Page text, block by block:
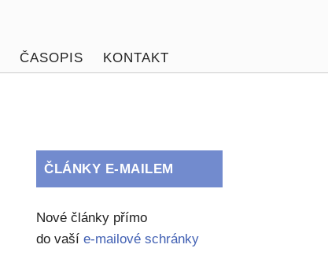
ČASOPIS KONTAKT
ČLÁNKY E-MAILEM
Nové články přímo
do vašíe-mailové schránky